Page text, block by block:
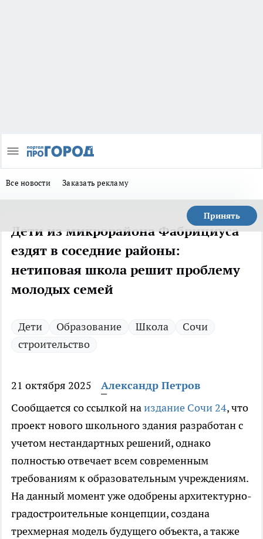
Все новости Заказать рекламу
Принять
Дети из микрорайона Фабрициуса
ездят в соседние районы:
нетиповая школа решит проблему
молодых семей
Дети Образование Школа
Сочи
строительство
21 октября 2025
Александр Петров
Сообщается со ссылкой наиздание Сочи 24, что
проект нового школьного здания разработан с
учетом нестандартных решений, однако
полностью отвечает всем современным
требованиям к образовательным учреждениям.
На данный момент уже одобрены архитектурно-
градостроительные концепции, создана
трехмерная модель будущего объекта, а также